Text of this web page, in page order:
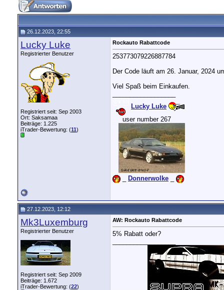
26.12.2023, 22:55
Lucky Luke
Registrierter Benutzer
Registriert seit: Sep 2003
Ort: Saksamaa
Beiträge: 1.225
iTrader-Bewertung: (11)
Rockauto Rabattcode
253773079226887784
Der Code läuft am 26. Januar, 2024
Viel Spaß beim Einkaufen.
Lucky Luke
user number 267
Donnerwolke
27.12.2023, 12:12
Mk3Luxemburg
Registrierter Benutzer
Registriert seit: Sep 2009
Beiträge: 1.672
iTrader-Bewertung: (22)
AW: Rockauto Rabattcode
5% Rabatt oder?